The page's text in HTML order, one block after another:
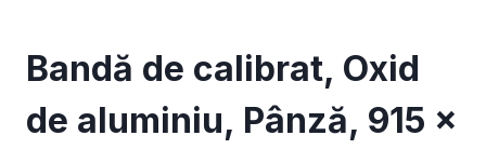
Bandă de calibrat, Oxid
de aluminiu, Pânză, 915 x